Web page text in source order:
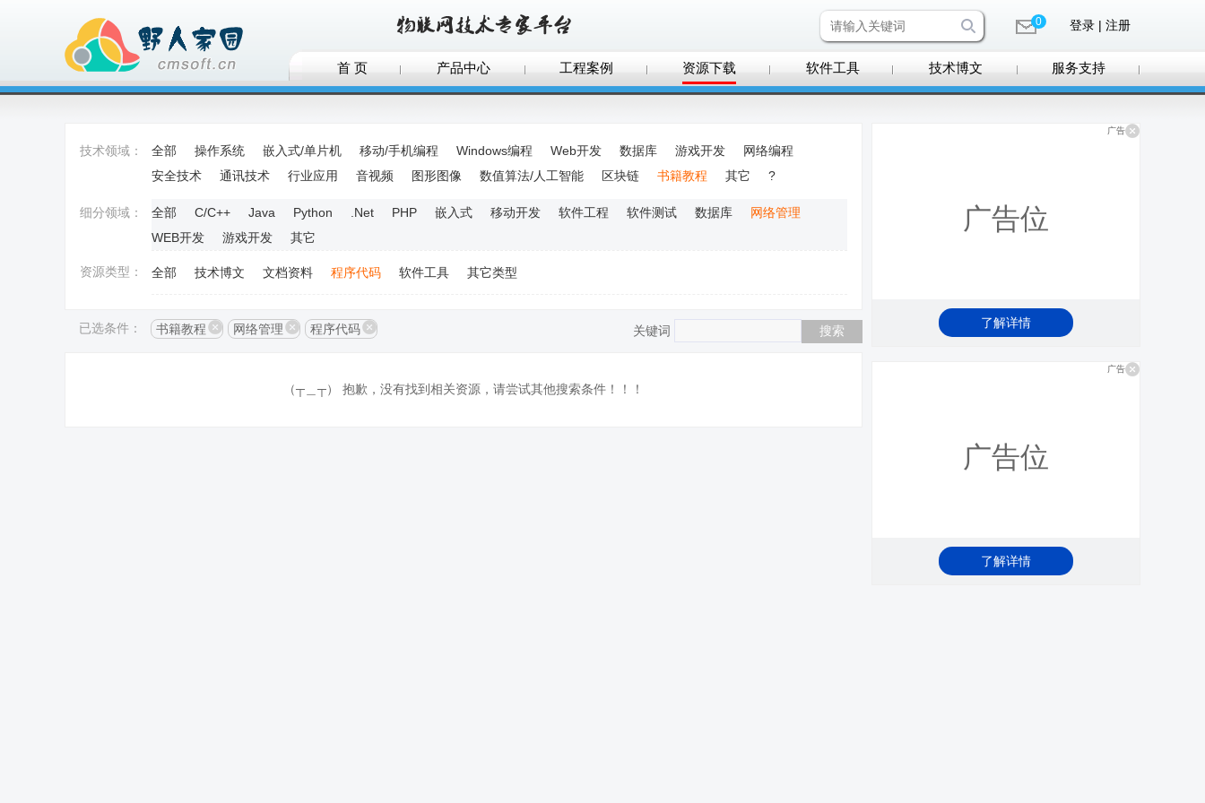
0 登录 | 注册
首 页 产品中心 工程案例 资源下载 软件工具 技术博文 服务支持
技术领域： 全部 操作系统 嵌入式/单片机 移动/手机编程 Windows编程 Web开发 数据库 游戏开发
网络编程
安全技术
通讯技术 行业应用 音视频 图形图像 数值算法/人工智能 区块链 书籍教程 其它 ?
细分领域： 全部 C/C++ Java Python .Net PHP 嵌入式 移动开发 软件工程 软件测试 数据库
网络管理
WEB开发
游戏开发 其它
资源类型： 全部 技术博文 文档资料 程序代码 软件工具 其它类型
已选条件： 书籍教程 网络管理 程序代码 关键词
（┬＿┬） 抱歉，没有找到相关资源，请尝试其他搜索条件！！！
广告
广告位
了解详情
广告
广告位
了解详情